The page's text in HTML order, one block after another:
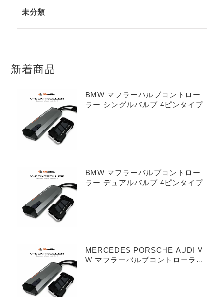
未分類
新着商品
BMW マフラーバルブコントロー
ラー シングルバルブ 4ピンタイプ
BMW マフラーバルブコントロー
ラー デュアルバルブ 4ピンタイプ
MERCEDES PORSCHE AUDI V
W マフラーバルブコントローラー